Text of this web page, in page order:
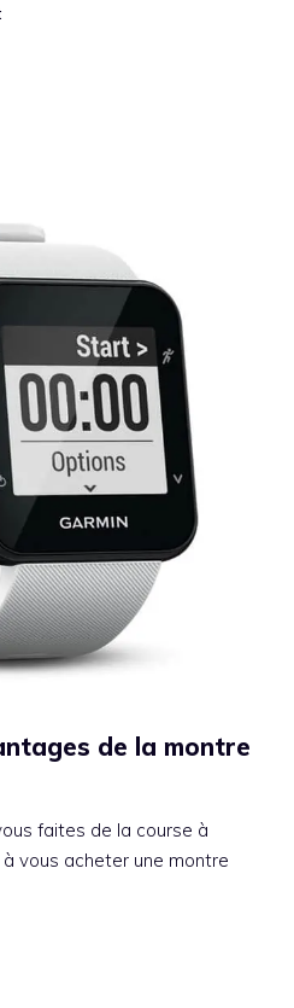
de la montre
faites de la course à
vous acheter une montre